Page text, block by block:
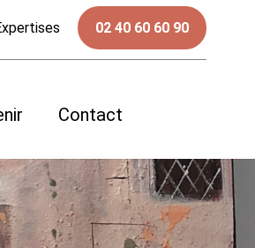
02 40 60 60 90
Contact